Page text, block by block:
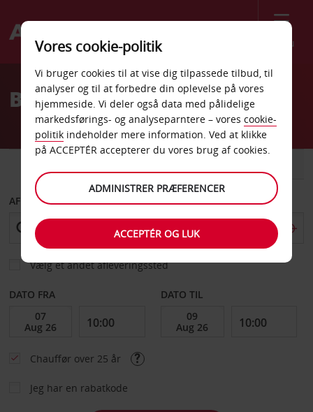
Menu
Welcome
AvisBilleje Samoa
AFHENT FRA
Vælg et andet afleveringssted
DATO FRA DATO TIL
Chauffør over 25 år
Jeg har en rabatkode
Vores cookie-politik
Vi bruger cookies til at vise dig tilpassede tilbud, til
analyser og til at forbedre din oplevelse på vores
hjemmeside. Vi deler også data med pålidelige
markedsførings- og analyseparntere – vores cookie-
politik indeholder mere information. Ved at klikke
på ACCEPTÉR accepterer du vores brug af cookies.
ADMINISTRER PRÆFERENCER
ACCEPTÉR OG LUK